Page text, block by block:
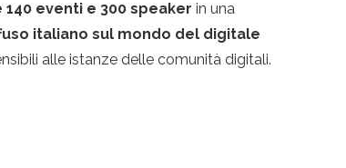
eventi e 300 speaker in una
italiano sul mondo del digitale
alle istanze delle comunità digitali.